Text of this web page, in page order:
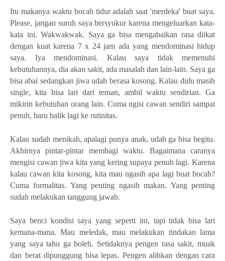
Itu makanya waktu bocah tidur adalah saat 'merdeka' buat saya.
Please, jangan suruh saya bersyukur karena mengeluarkan kata-
kata ini. Wakwakwak. Saya ga bisa mengabaikan rasa diikat
dengan kuat karena 7 x 24 jam ada yang mendominasi hidup
saya. Iya mendominasi. Kalau saya tidak memenuhi
kebutuhannya, dia akan sakit, ada masalah dan lain-lain. Saya ga
bisa abai sedangkan jiwa udah berasa kosong. Kalau dulu masih
single, kita bisa lari dari teman, ambil waktu sendirian. Ga
mikirin kebutuhan orang lain. Cuma ngisi cawan sendiri sampai
penuh, baru balik lagi ke rutinitas.
Kalau sudah menikah, apalagi punya anak, udah ga bisa begitu.
Akhirnya pintar-pintar membagi waktu. Bagaimana caranya
mengisi cawan jiwa kita yang kering supaya penuh lagi. Karena
kalau cawan kita kosong, kita mau ngasih apa lagi buat bocah?
Cuma formalitas. Yang penting ngasih makan. Yang penting
sudah melakukan tanggung jawab.
Saya benci kondisi saya yang seperti ini, tapi tidak bisa lari
kemana-mana. Mau meledak, mau melakukan tindakan lama
yang saya tahu ga boleh. Setidaknya pengen rasa sakit, muak
dan berat dipunggung bisa lepas. Pengen alihkan dengan cara